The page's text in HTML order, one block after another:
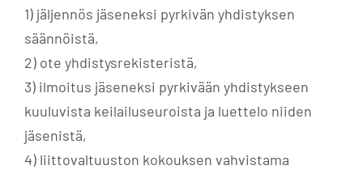
1) jäljennös jäseneksi pyrkivän yhdistyksen
säännöistä,
2) ote yhdistysrekisteristä,
3) ilmoitus jäseneksi pyrkivään yhdistykseen
kuuluvista keilailuseuroista ja luettelo niiden
jäsenistä,
4) liittovaltuuston kokouksen vahvistama